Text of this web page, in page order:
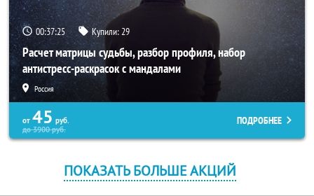
00:37:24 Купили:29
Расчет матрицы судьбы, разбор профиля, набор
антистресс-раскрасок с мандалами
Россия
от 45 руб.
до3900руб.
ПОДРОБНЕЕ
ПОКАЗАТЬ БОЛЬШЕ АКЦИЙ